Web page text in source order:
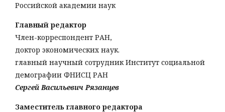
Российской академии наук
Главный редактор
Член-корреспондент РАН,
доктор экономических наук.
главный научный сотрудник Институт социальной
демографии ФНИСЦ РАН
Сергей Васильевич Рязанцев
Заместитель главного редактора